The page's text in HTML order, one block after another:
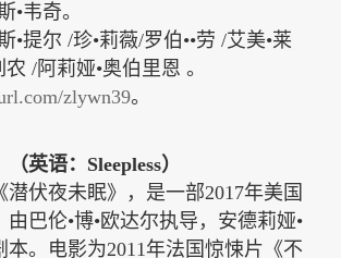
韦奇。
•提尔 /珍•莉薇/罗伯••劳 /艾美•莱
/阿莉娅•奥伯里恩 。
zlywn39。
（英语： Sleepless）
潜伏夜未眠》，是一部2017年美国
巴伦•博•欧达尔执导，安德莉娅•
本。电影为2011年法国惊悚片《不